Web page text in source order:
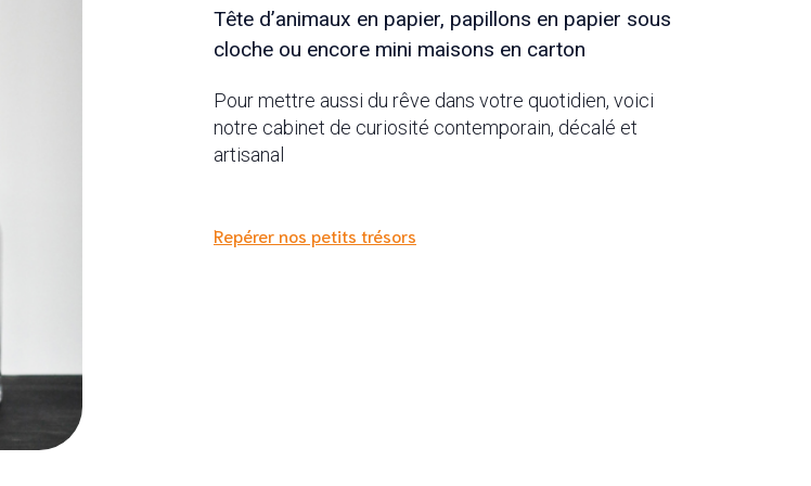
Tête d’animaux en papier, papillons en papier sous
cloche ou encore mini maisons en carton
Pour mettre aussi du rêve dans votre quotidien, voici
notre cabinet de curiosité contemporain, décalé et
artisanal
Repérer nos petits trésors